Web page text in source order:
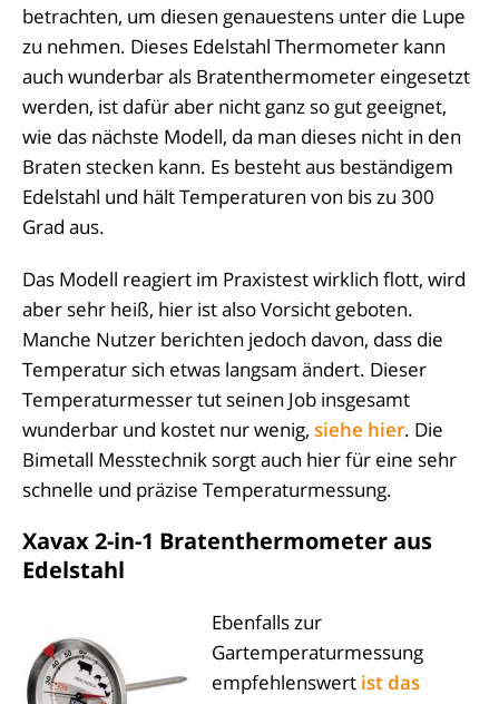
betrachten, um diesen genauestens unter die Lupe
zu nehmen. Dieses Edelstahl Thermometer kann
auch wunderbar als Bratenthermometer eingesetzt
werden, ist dafür aber nicht ganz so gut geeignet,
wie das nächste Modell, da man dieses nicht in den
Braten stecken kann. Es besteht aus beständigem
Edelstahl und hält Temperaturen von bis zu 300
Grad aus.
Das Modell reagiert im Praxistest wirklich flott, wird
aber sehr heiß, hier ist also Vorsicht geboten.
Manche Nutzer berichten jedoch davon, dass die
Temperatur sich etwas langsam ändert. Dieser
Temperaturmesser tut seinen Job insgesamt
wunderbar und kostet nur wenig, siehe hier. Die
Bimetall Messtechnik sorgt auch hier für eine sehr
schnelle und präzise Temperaturmessung.
Xavax 2-in-1 Bratenthermometer aus
Edelstahl
Ebenfalls zur
Gartemperaturmessung
empfehlenswert ist das